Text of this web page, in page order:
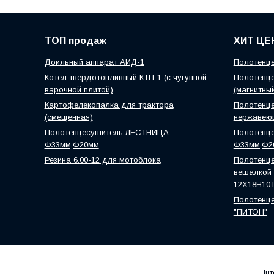
ТОП продаж
Доильный аппарат АИД-1
Котел твердотопливный КТП-1 (с чугунной
варочной плитой)
Картофелекопалка для трактора
(смещенная)
Полотенцесушитель ЛЕСТНИЦА
Ф33мм,Ф20мм
Резина 6.00-12 для мотоблока
ХИТ
вешалкой
"ПИТОН"